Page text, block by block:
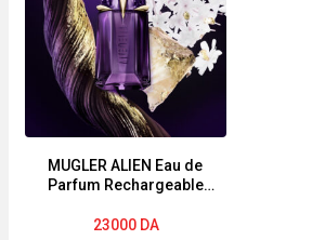
BLACK
select
MUGLER ALIEN Eau de
Parfum Rechargeable
23000 DA